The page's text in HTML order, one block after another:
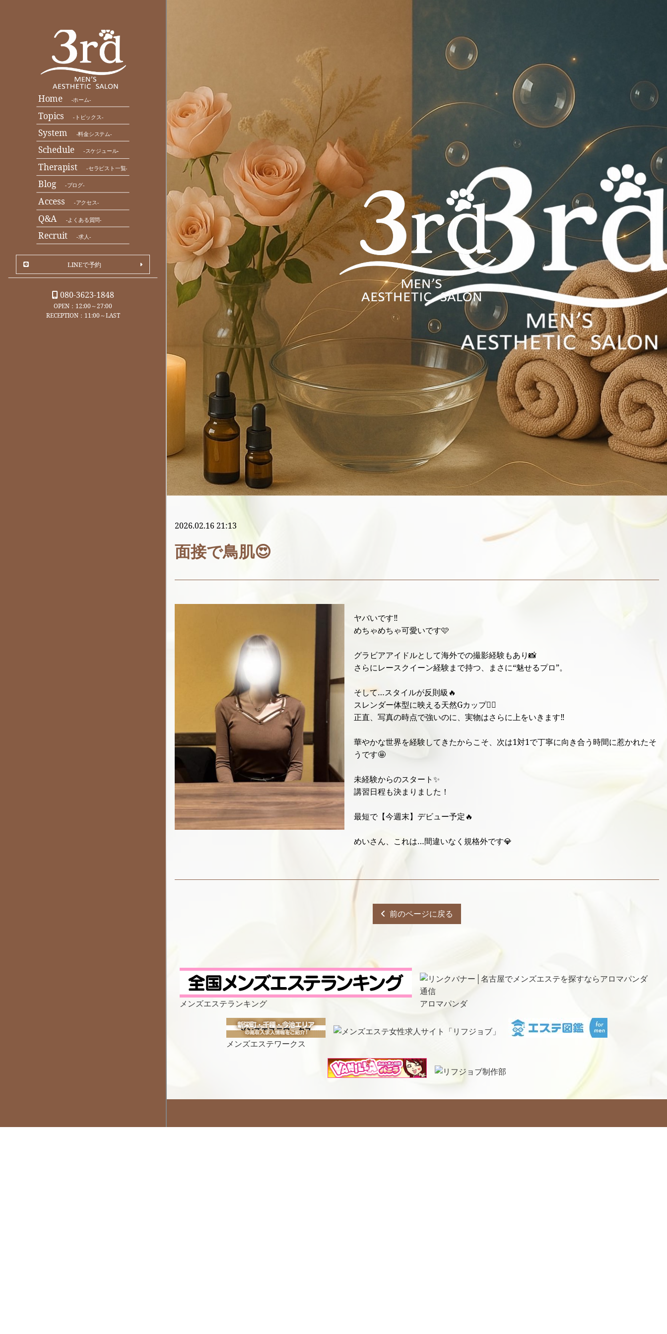
Home -ホーム-
Topics -トピックス-
System -料金システム-
Schedule -スケジュール-
Therapist -セラピスト一覧-
Blog -ブログ-
Access -アクセス-
Q&A -よくある質問-
Recruit -求人-
LINEで予約
080-3623-1848
OPEN：12:00～27:00
RECEPTION：11:00～LAST
2026.02.16 21:13
面接で鳥肌😍
ヤバいです‼️
めちゃめちゃ可愛いです🩷
グラビアアイドルとして海外での撮影経験もあり📸
さらにレースクイーン経験まで持つ、まさに“魅せるプロ”。
そして…スタイルが反則級🔥
スレンダー体型に映える天然Gカップ❤️‍🔥
正直、写真の時点で強いのに、実物はさらに上をいきます‼️
華やかな世界を経験してきたからこそ、次は1対1で丁寧に向き合う時間に惹かれたそ
うです🤩
未経験からのスタート✨
講習日程も決まりました！
最短で【今週末】デビュー予定🔥
めいさん、これは…間違いなく規格外です💎
前のページに戻る
メンズエステランキング アロマパンダ
メンズエステワークス